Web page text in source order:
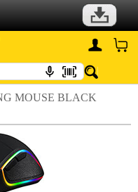
MOUSE BLACK